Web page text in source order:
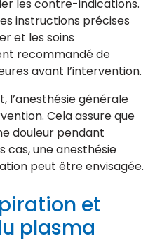
les contre-indications.
instructions précises
et les soins
recommandé de
avant l’intervention.
l’anesthésie générale
Cela assure que
douleur pendant
cas, une anesthésie
peut être envisagée.
et
plasma